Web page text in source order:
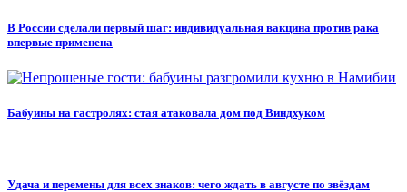
В России сделали первый шаг: индивидуальная вакцина против рака
впервые применена
Бабуины на гастролях: стая атаковала дом под Виндхуком
Удача и перемены для всех знаков: чего ждать в августе по звёздам